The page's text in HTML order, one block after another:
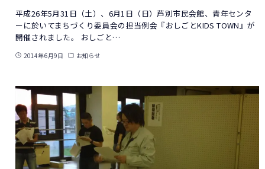
平成26年5月31日（土）、6月1日（日）芦別市民会館、青年センタ
ーに於いてまちづくり委員会の担当例会『おしごとKIDS TOWN』が
開催されました。 おしごと…
2014年6月9日 お知らせ